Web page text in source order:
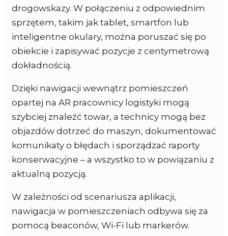
drogowskazy. W połączeniu z odpowiednim
sprzętem, takim jak tablet, smartfon lub
inteligentne okulary, można poruszać się po
obiekcie i zapisywać pozycje z centymetrową
dokładnością.
Dzięki nawigacji wewnątrz pomieszczeń
opartej na AR pracownicy logistyki mogą
szybciej znaleźć towar, a technicy mogą bez
objazdów dotrzeć do maszyn, dokumentować
komunikaty o błędach i sporządzać raporty
konserwacyjne – a wszystko to w powiązaniu z
aktualną pozycją.
W zależności od scenariusza aplikacji,
nawigacja w pomieszczeniach odbywa się za
pomocą beaconów, Wi-Fi lub markerów.